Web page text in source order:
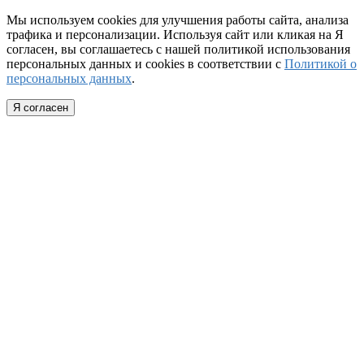
Мы используем cookies для улучшения работы сайта, анализа
трафика и персонализации. Используя сайт или кликая на Я
согласен, вы соглашаетесь с нашей политикой использования
персональных данных и cookies в соответствии с Политикой о
персональных данных.
Я согласен